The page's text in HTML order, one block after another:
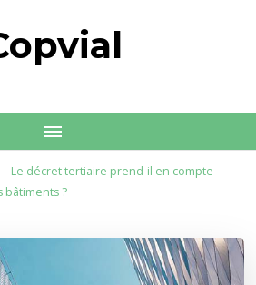
Le décret tertiaire prend-il en compte
bâtiments ?